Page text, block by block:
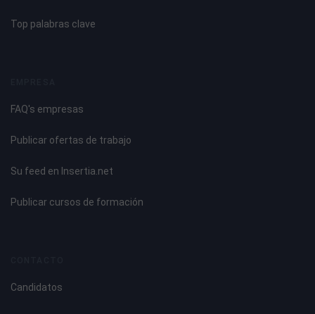
Top palabras clave
FAQ's empresas
Publicar ofertas de trabajo
Su feed en Insertia.net
Publicar cursos de formación
Candidatos